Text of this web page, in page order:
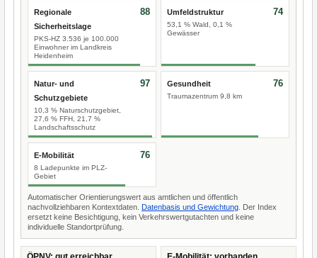
Regionale
Sicherheitslage
PKS-HZ 3.536 je 100.000
Einwohner im Landkreis
Heidenheim
88 Umfeldstruktur
53,1 % Wald, 0,1 %
Gewässer
74
Natur- und
Schutzgebiete
10,3 % Naturschutzgebiet,
27,6 % FFH, 21,7 %
Landschaftsschutz
97 Gesundheit
Traumazentrum 9,8 km
76
E-Mobilität
8 Ladepunkte im PLZ-
Gebiet
76
Automatischer Orientierungswert aus amtlichen und öffentlich
nachvollziehbaren Kontextdaten. Datenbasis und Gewichtung . Der Index
ersetzt keine Besichtigung, kein Verkehrswertgutachten und keine
individuelle Standortprüfung.